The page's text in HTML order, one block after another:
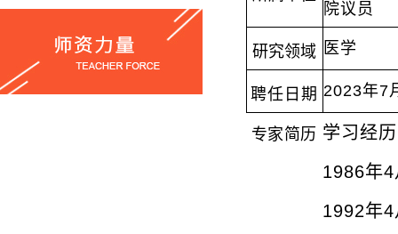
院议员
研究领域 医学
聘任日期 2023年7
专家简历 学习经历
1986年4
1992年4